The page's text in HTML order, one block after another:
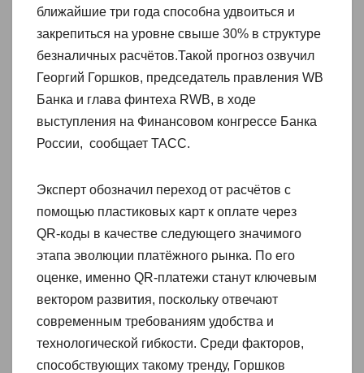
ближайшие три года способна удвоиться и
закрепиться на уровне свыше 30% в структуре
безналичных расчётов.Такой прогноз озвучил
Георгий Горшков, председатель правления WB
Банка и глава финтеха RWB, в ходе
выступления на Финансовом конгрессе Банка
России, сообщает ТАСС.
Эксперт обозначил переход от расчётов с
помощью пластиковых карт к оплате через
QR‑коды в качестве следующего значимого
этапа эволюции платёжного рынка. По его
оценке, именно QR‑платежи станут ключевым
вектором развития, поскольку отвечают
современным требованиям удобства и
технологической гибкости. Среди факторов,
способствующих такому тренду, Горшков